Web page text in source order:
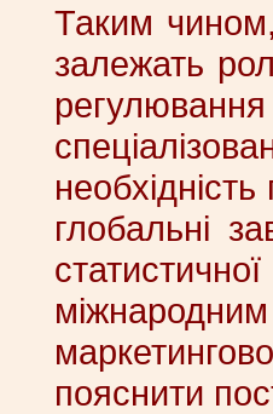
Таким чином,
залежать
глобальні
пояснити